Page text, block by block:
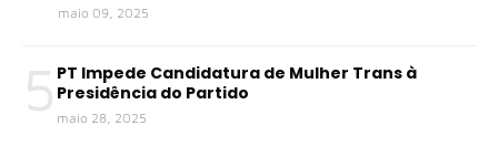
maio 09, 2025
5 PT Impede Candidatura de Mulher Trans à
Presidência do Partido
maio 28, 2025